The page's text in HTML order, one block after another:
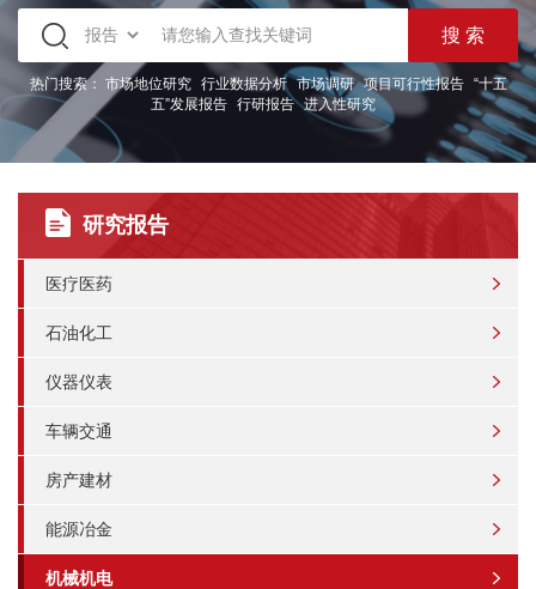
热门搜索： 市场地位研究 行业数据分析 市场调研 项目可行性报告
“十五
五”发展报告 行研报告 进入性研究
研究报告
医疗医药
石油化工
仪器仪表
车辆交通
房产建材
能源冶金
机械机电